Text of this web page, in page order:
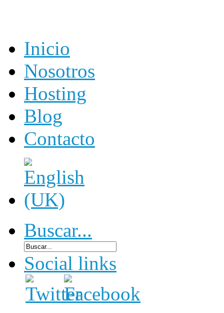
Inicio
Nosotros
Hosting
Blog
Contacto
Buscar...
Social links